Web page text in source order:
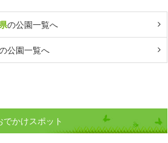
の公園一覧へ
公園一覧へ
かけスポット